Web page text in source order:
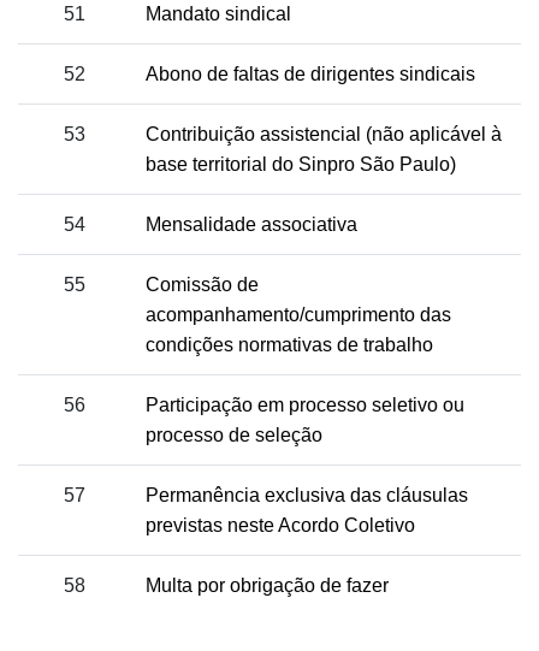
51 Mandato sindical
52 Abono de faltas de dirigentes sindicais
53
Contribuição assistencial (não aplicável à
base territorial do Sinpro São Paulo)
54 Mensalidade associativa
55
Comissão de
acompanhamento/cumprimento das
condições normativas de trabalho
56
Participação em processo seletivo ou
processo de seleção
57
Permanência exclusiva das cláusulas
previstas neste Acordo Coletivo
58 Multa por obrigação de fazer